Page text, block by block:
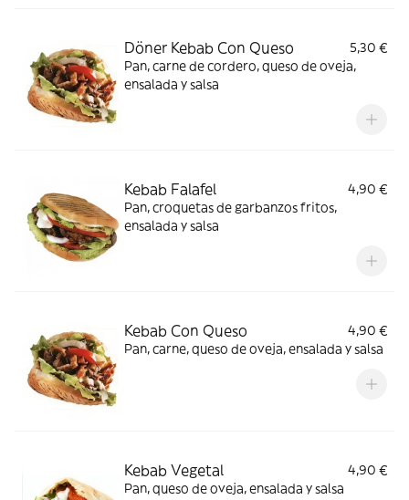
Döner Kebab Con Queso
5,30 €
Pan, carne de cordero, queso de oveja,
ensalada y salsa
Kebab Falafel
4,90 €
Pan, croquetas de garbanzos fritos,
ensalada y salsa
Kebab Con Queso
4,90 €
Pan, carne, queso de oveja, ensalada y salsa
Kebab Vegetal
4,90 €
Pan, queso de oveja, ensalada y salsa